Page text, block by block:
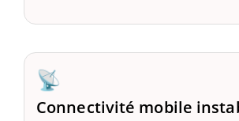
📡
Connectivité mobile